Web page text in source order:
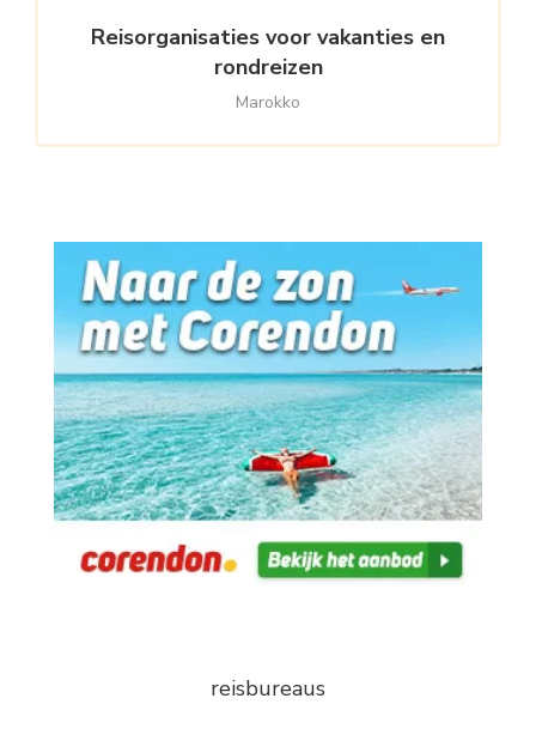
Reisorganisaties voor vakanties en
rondreizen
Marokko
reisbureaus